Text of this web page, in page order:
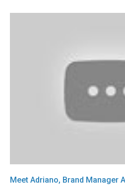
Meet Adriano, Brand Manager